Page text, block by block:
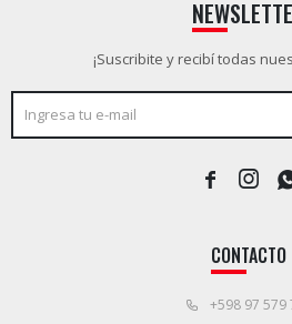
CONTACTO
+598 97 579
¡Suscribite y recibí todas
 